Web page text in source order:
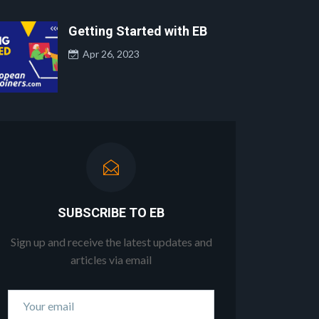
Getting Started with EB
Apr 26, 2023
SUBSCRIBE TO EB
Sign up and receive the latest updates and
articles via email